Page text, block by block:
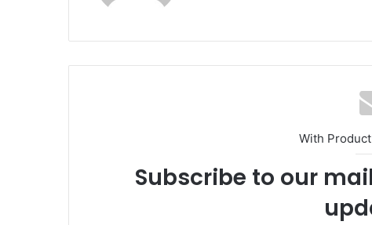
With
Subscribe to our